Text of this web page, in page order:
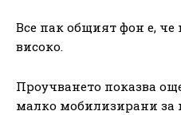
Все пак общият фон е, че
високо.
Проучването показва
малко мобилизирани за